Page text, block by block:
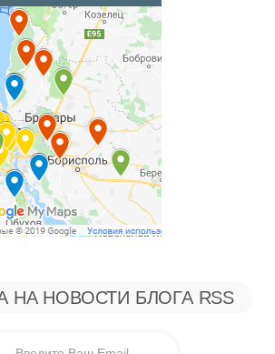
НА НОВОСТИ БЛОГА RSS